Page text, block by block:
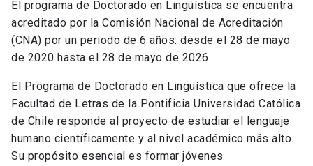
El programa de Doctorado en Lingüística se encuentra
acreditado por la Comisión Nacional de Acreditación
(CNA) por un periodo de 6 años: desde el 28 de mayo
de 2020 hasta el 28 de mayo de 2026.
El Programa de Doctorado en Lingüística que ofrece la
Facultad de Letras de la Pontificia Universidad Católica
de Chile responde al proyecto de estudiar el lenguaje
humano científicamente y al nivel académico más alto.
Su propósito esencial es formar jóvenes